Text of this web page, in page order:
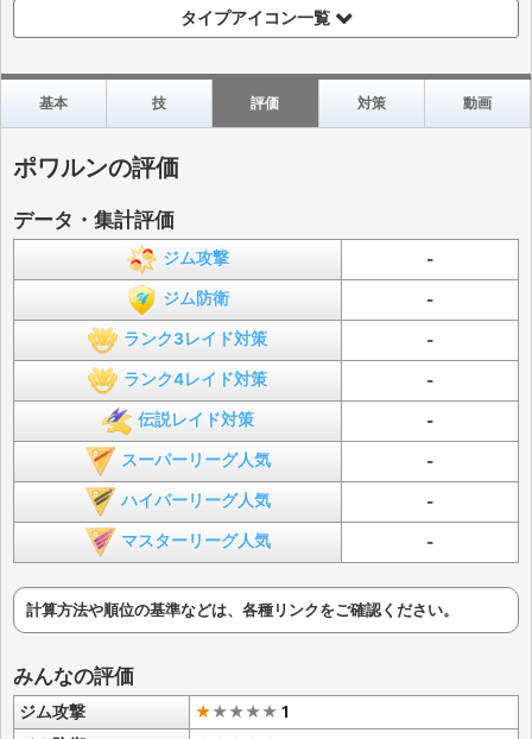
タイプアイコン一覧
基本 技 評価 対策 動画
ポワルンの評価
データ・集計評価
ジム攻撃 -
ジム防衛 -
ランク3レイド対策 -
ランク4レイド対策 -
伝説レイド対策 -
スーパーリーグ人気 -
ハイパーリーグ人気 -
マスターリーグ人気 -
計算方法や順位の基準などは、各種リンクをご確認ください。
みんなの評価
ジム攻撃 ★★★★★ 1